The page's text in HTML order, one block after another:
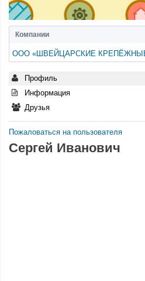
Компании
ООО «ШВЕЙЦАРСКИЕ
Профиль
Информация
Друзья
Пожаловаться на пользователя
Сергей Иванович